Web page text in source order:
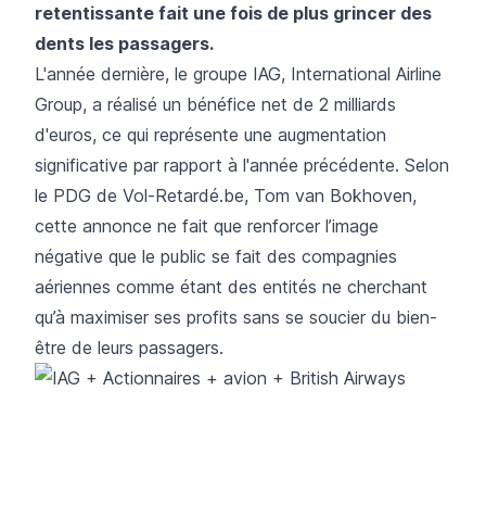
retentissante fait une fois de plus grincer des
dents les passagers.
L'année dernière, le groupe IAG, International Airline
Group, a réalisé un bénéfice net de 2 milliards
d'euros, ce qui représente une augmentation
significative par rapport à l'année précédente. Selon
le PDG de Vol-Retardé.be, Tom van Bokhoven,
cette annonce ne fait que renforcer l’image
négative que le public se fait des compagnies
aériennes comme étant des entités ne cherchant
qu’à maximiser ses profits sans se soucier du bien-
être de leurs passagers.